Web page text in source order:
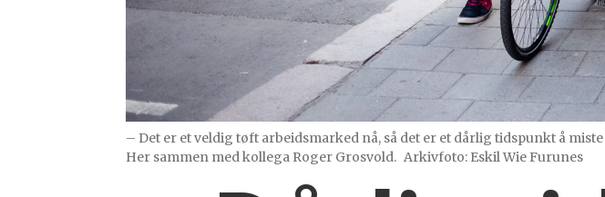
– Det er et veldig tøft arbeidsmarked nå, så det er et dårlig tidspunkt å
Her sammen med kollega Roger Grosvold. Arkivfoto: Eskil Wie Furunes